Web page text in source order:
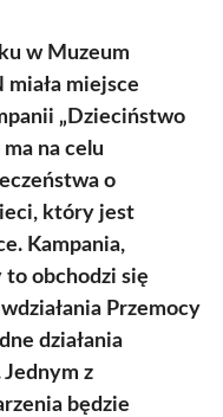
w Muzeum
miejsce
„Dzieciństwo
na celu
o
który jest
Kampania,
to obchodzi się
Przemocy
działania
z
będzie